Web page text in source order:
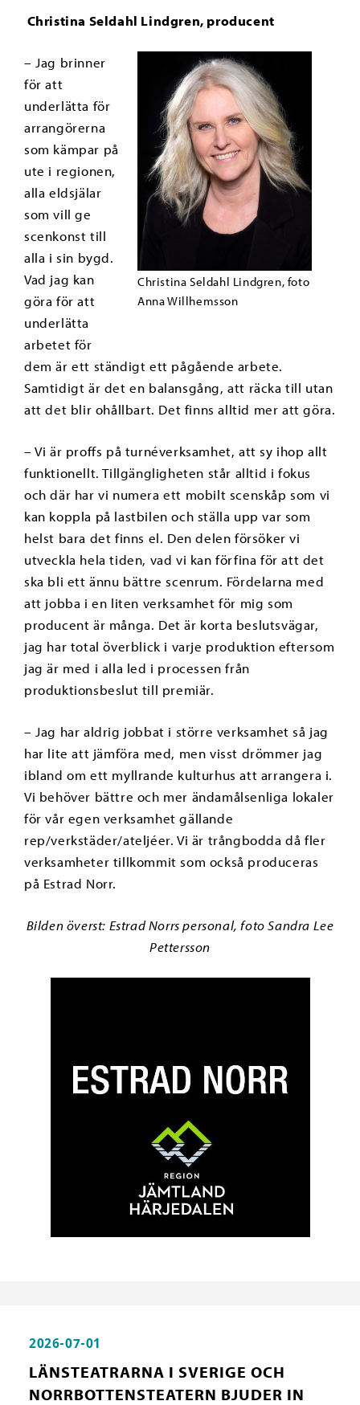
Christina Seldahl Lindgren, producent
Christina Seldahl Lindgren, foto
Anna Willhemsson
– Jag brinner
för att
underlätta för
arrangörerna
som kämpar på
ute i regionen,
alla eldsjälar
som vill ge
scenkonst till
alla i sin bygd.
Vad jag kan
göra för att
underlätta
arbetet för
dem är ett ständigt ett pågående arbete.
Samtidigt är det en balansgång, att räcka till utan
att det blir ohållbart. Det finns alltid mer att göra.
– Vi är proffs på turnéverksamhet, att sy ihop allt
funktionellt. Tillgängligheten står alltid i fokus
och där har vi numera ett mobilt scenskåp som vi
kan koppla på lastbilen och ställa upp var som
helst bara det finns el. Den delen försöker vi
utveckla hela tiden, vad vi kan förfina för att det
ska bli ett ännu bättre scenrum. Fördelarna med
att jobba i en liten verksamhet för mig som
producent är många. Det är korta beslutsvägar,
jag har total överblick i varje produktion eftersom
jag är med i alla led i processen från
produktionsbeslut till premiär.
– Jag har aldrig jobbat i större verksamhet så jag
har lite att jämföra med, men visst drömmer jag
ibland om ett myllrande kulturhus att arrangera i.
Vi behöver bättre och mer ändamålsenliga lokaler
för vår egen verksamhet gällande
rep/verkstäder/ateljéer. Vi är trångbodda då fler
verksamheter tillkommit som också produceras
på Estrad Norr.
Bilden överst: Estrad Norrs personal, foto Sandra Lee
Pettersson
2026-07-01
LÄNSTEATRARNA I SVERIGE OCH
NORRBOTTENSTEATERN BJUDER IN